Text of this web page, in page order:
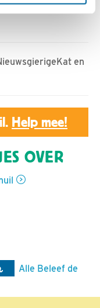
als er wat
en
Help mee!
OVER
Alle Beleef de